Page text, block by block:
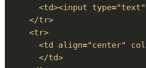
<td><input
    </tr>
    <tr>
<td align="center"
      </td>